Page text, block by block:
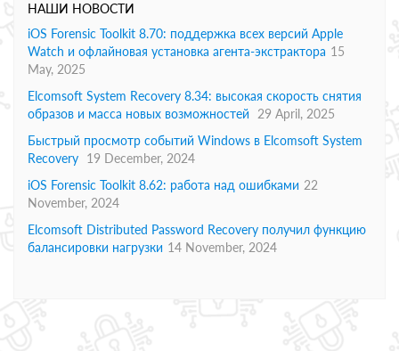
НАШИ НОВОСТИ
iOS Forensic Toolkit 8.70: поддержка всех версий Apple
Watch и офлайновая установка агента-экстрактора 15
May, 2025
Elcomsoft System Recovery 8.34: высокая скорость снятия
образов и масса новых возможностей
29 April, 2025
Быстрый просмотр событий Windows в Elcomsoft System
Recovery 19 December, 2024
iOS Forensic Toolkit 8.62: работа над ошибками 22
November, 2024
Elcomsoft Distributed Password Recovery получил функцию
балансировки нагрузки 14 November, 2024